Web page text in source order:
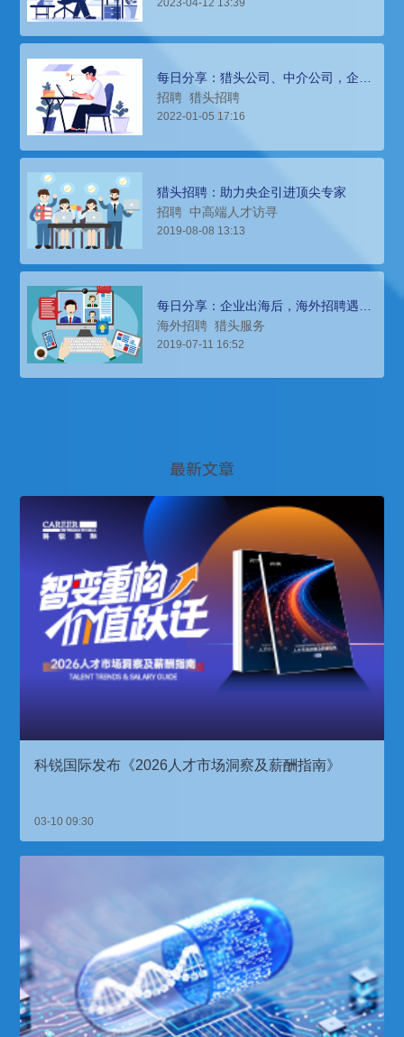
2023-04-12 13:39
每日分享：猎头公司、中介公司，企业
该如何选择？
招聘 猎头招聘
2022-01-05 17:16
猎头招聘：助力央企引进顶尖专家
招聘 中高端人才访寻
2019-08-08 13:13
每日分享：企业出海后，海外招聘遇难
题，该如何选择猎头公司？
海外招聘 猎头服务
2019-07-11 16:52
最新文章
科锐国际发布《2026人才市场洞察及薪酬指南》
03-10 09:30